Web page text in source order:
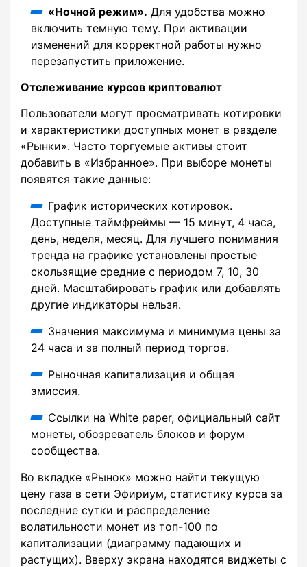
«Ночной режим». Для удобства можно
включить темную тему. При активации
изменений для корректной работы нужно
перезапустить приложение.
Отслеживание курсов криптовалют
Пользователи могут просматривать котировки
и характеристики доступных монет в разделе
«Рынки». Часто торгуемые активы стоит
добавить в «Избранное». При выборе монеты
появятся такие данные:
График исторических котировок.
Доступные таймфреймы — 15 минут, 4 часа,
день, неделя, месяц. Для лучшего понимания
тренда на графике установлены простые
скользящие средние с периодом 7, 10, 30
дней. Масштабировать график или добавлять
другие индикаторы нельзя.
Значения максимума и минимума цены за
24 часа и за полный период торгов.
Рыночная капитализация и общая
эмиссия.
Ссылки на White paper, официальный сайт
монеты, обозреватель блоков и форум
сообщества.
Во вкладке «Рынок» можно найти текущую
цену газа в сети Эфириум, статистику курса за
последние сутки и распределение
волатильности монет из топ-100 по
капитализации (диаграмму падающих и
растущих). Вверху экрана находятся виджеты с